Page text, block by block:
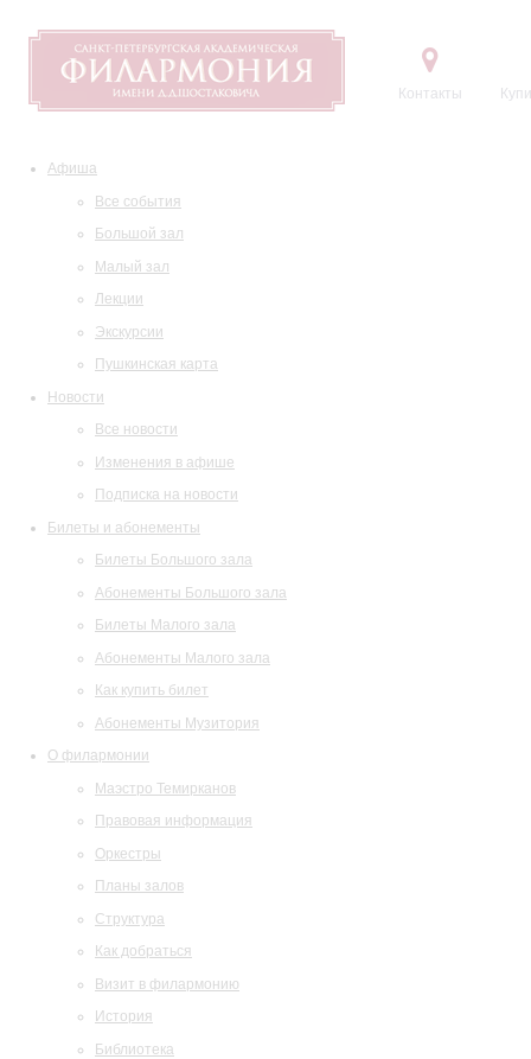
Контакты
Афиша
Все события
Большой зал
Малый зал
Лекции
Экскурсии
Пушкинская карта
Новости
Все новости
Изменения в афише
Подписка на новости
Билеты и абонементы
Билеты Большого зала
Абонементы Большого зала
Билеты Малого зала
Абонементы Малого зала
Как купить билет
Абонементы Музитория
О филармонии
Маэстро Темирканов
Правовая информация
Оркестры
Планы залов
Структура
Как добраться
Визит в филармонию
История
Библиотека